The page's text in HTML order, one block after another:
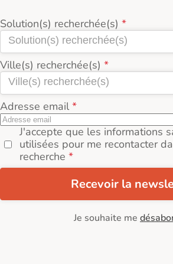
Solution(s) recherchée(s)
Ville(s) recherchée(s)
Adresse email
J'accepte que les informations
utilisées pour me recontacter
recherche
Recevoir la
Je souhaite me